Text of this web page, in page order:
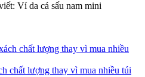
Ví da cá sấu nam mini
chất lượng thay vì mua nhiều túi